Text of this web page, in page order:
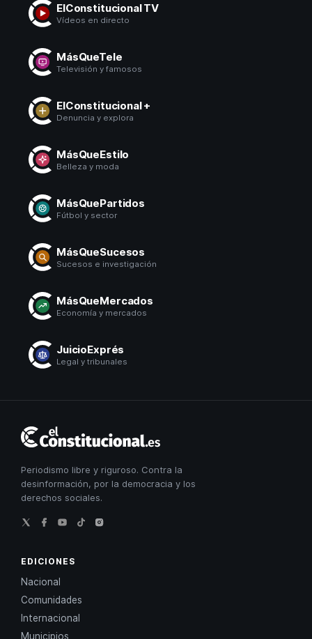
ElConstitucional TV
Vídeos en directo
MásQueTele
Televisión y famosos
ElConstitucional +
Denuncia y explora
MásQueEstilo
Belleza y moda
MásQuePartidos
Fútbol y sector
MásQueSucesos
Sucesos e investigación
MásQueMercados
Economía y mercados
JuicioExprés
Legal y tribunales
Constitucional
Periodismo libre y riguroso. Contra la
desinformación, por la democracia y los
derechos sociales.
EDICIONES
Nacional
Comunidades
Internacional
Municipios